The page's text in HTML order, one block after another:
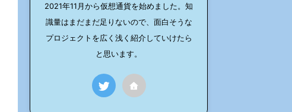
2021年11月から仮想通貨を始めました。知
識量はまだまだ足りないので、面白そうな
プロジェクトを広く浅く紹介していけたら
と思います。